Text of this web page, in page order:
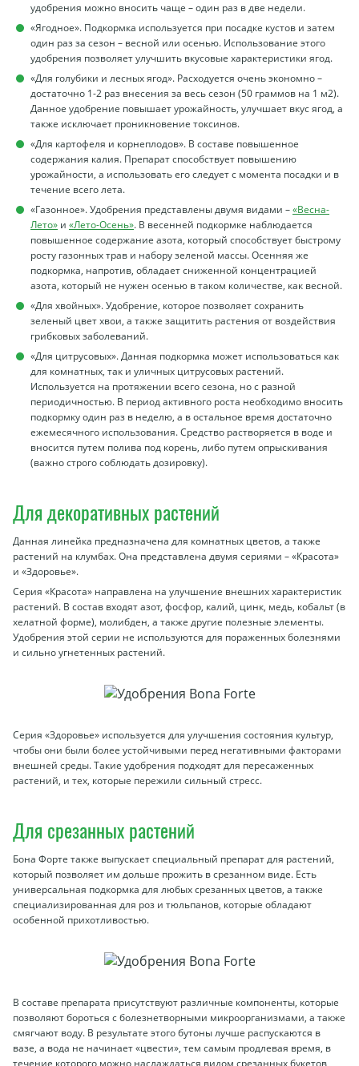
удобрения можно вносить чаще – один раз в две недели.
«Ягодное». Подкормка используется при посадке кустов и затем
один раз за сезон – весной или осенью. Использование этого
удобрения позволяет улучшить вкусовые характеристики ягод.
«Для голубики и лесных ягод». Расходуется очень экономно –
достаточно 1-2 раз внесения за весь сезон (50 граммов на 1 м2).
Данное удобрение повышает урожайность, улучшает вкус ягод, а
также исключает проникновение токсинов.
«Для картофеля и корнеплодов». В составе повышенное
содержания калия. Препарат способствует повышению
урожайности, а использовать его следует с момента посадки и в
течение всего лета.
«Газонное». Удобрения представлены двумя видами –«Весна-
Лето» и «Лето-Осень». В весенней подкормке наблюдается
повышенное содержание азота, который способствует быстрому
росту газонных трав и набору зеленой массы. Осенняя же
подкормка, напротив, обладает сниженной концентрацией
азота, который не нужен осенью в таком количестве, как весной.
«Для хвойных». Удобрение, которое позволяет сохранить
зеленый цвет хвои, а также защитить растения от воздействия
грибковых заболеваний.
«Для цитрусовых». Данная подкормка может использоваться как
для комнатных, так и уличных цитрусовых растений.
Используется на протяжении всего сезона, но с разной
периодичностью. В период активного роста необходимо вносить
подкормку один раз в неделю, а в остальное время достаточно
ежемесячного использования. Средство растворяется в воде и
вносится путем полива под корень, либо путем опрыскивания
(важно строго соблюдать дозировку).
Для декоративных растений
Данная линейка предназначена для комнатных цветов, а также
растений на клумбах. Она представлена двумя сериями – «Красота»
и «Здоровье».
Серия «Красота» направлена на улучшение внешних характеристик
растений. В состав входят азот, фосфор, калий, цинк, медь, кобальт (в
хелатной форме), молибден, а также другие полезные элементы.
Удобрения этой серии не используются для пораженных болезнями
и сильно угнетенных растений.
Серия «Здоровье» используется для улучшения состояния культур,
чтобы они были более устойчивыми перед негативными факторами
внешней среды. Такие удобрения подходят для пересаженных
растений, и тех, которые пережили сильный стресс.
Для срезанных растений
Бона Форте также выпускает специальный препарат для растений,
который позволяет им дольше прожить в срезанном виде. Есть
универсальная подкормка для любых срезанных цветов, а также
специализированная для роз и тюльпанов, которые обладают
особенной прихотливостью.
В составе препарата присутствуют различные компоненты, которые
позволяют бороться с болезнетворными микроорганизмами, а также
смягчают воду. В результате этого бутоны лучше распускаются в
вазе, а вода не начинает «цвести», тем самым продлевая время, в
течение которого можно наслаждаться видом срезанных букетов